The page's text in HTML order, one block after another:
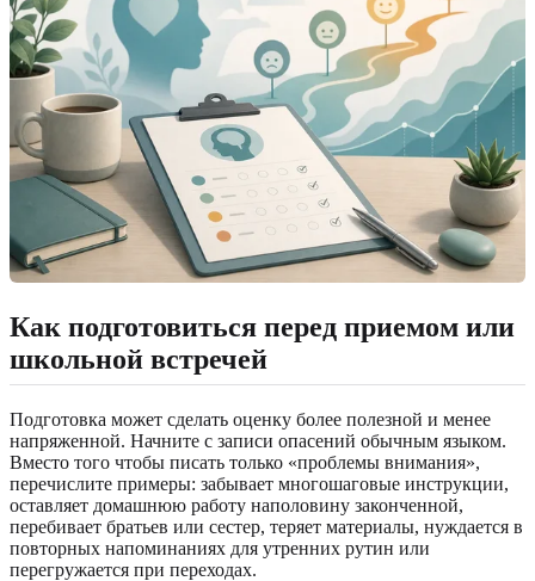
Как подготовиться перед приемом или
школьной встречей
Подготовка может сделать оценку более полезной и менее
напряженной. Начните с записи опасений обычным языком.
Вместо того чтобы писать только «проблемы внимания»,
перечислите примеры: забывает многошаговые инструкции,
оставляет домашнюю работу наполовину законченной,
перебивает братьев или сестер, теряет материалы, нуждается в
повторных напоминаниях для утренних рутин или
перегружается при переходах.